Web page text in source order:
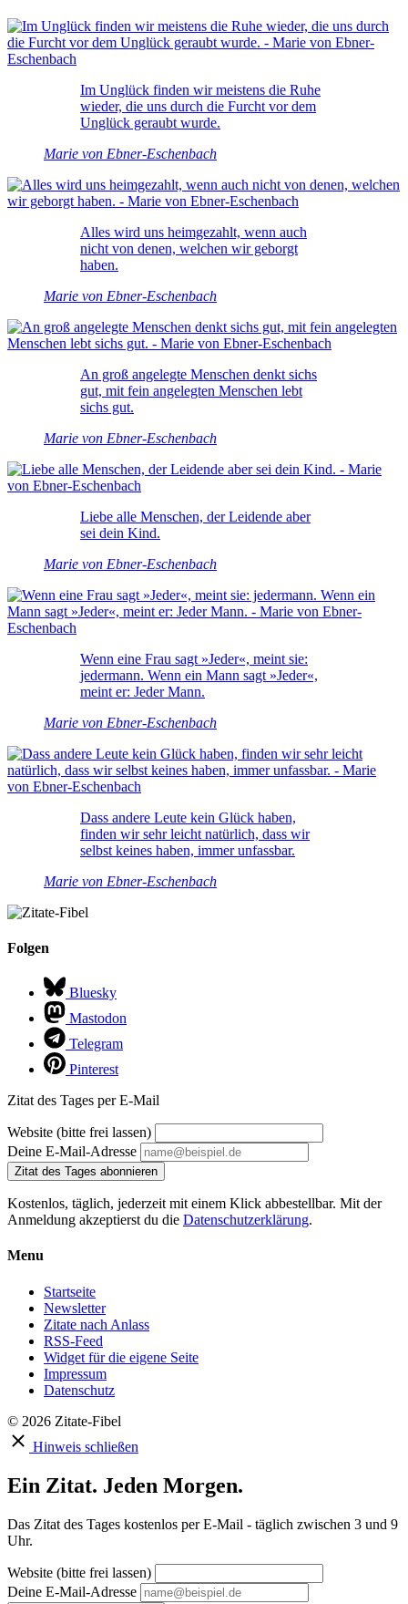
Im Unglück finden wir meistens die Ruhe
wieder, die uns durch die Furcht vor dem
Unglück geraubt wurde.
Marie von Ebner-Eschenbach
Alles wird uns heimgezahlt, wenn auch
nicht von denen, welchen wir geborgt
haben.
Marie von Ebner-Eschenbach
An groß angelegte Menschen denkt sichs
gut, mit fein angelegten Menschen lebt
sichs gut.
Marie von Ebner-Eschenbach
Liebe alle Menschen, der Leidende aber
sei dein Kind.
Marie von Ebner-Eschenbach
Wenn eine Frau sagt »Jeder«, meint sie:
jedermann. Wenn ein Mann sagt »Jeder«,
meint er: Jeder Mann.
Marie von Ebner-Eschenbach
Dass andere Leute kein Glück haben,
finden wir sehr leicht natürlich, dass wir
selbst keines haben, immer unfassbar.
Marie von Ebner-Eschenbach
Folgen
Bluesky
Mastodon
Telegram
Pinterest
Zitat des Tages per E-Mail
Website (bitte frei lassen)
Deine E-Mail-Adresse
Zitat des Tages abonnieren
Kostenlos, täglich, jederzeit mit einem Klick abbestellbar. Mit der
Anmeldung akzeptierst du die Datenschutzerklärung.
Menu
Startseite
Newsletter
Zitate nach Anlass
RSS-Feed
Widget für die eigene Seite
Impressum
Datenschutz
© 2026 Zitate-Fibel
Hinweis schließen
Ein Zitat. Jeden Morgen.
Das Zitat des Tages kostenlos per E-Mail - täglich zwischen 3 und 9
Uhr.
Website (bitte frei lassen)
Deine E-Mail-Adresse